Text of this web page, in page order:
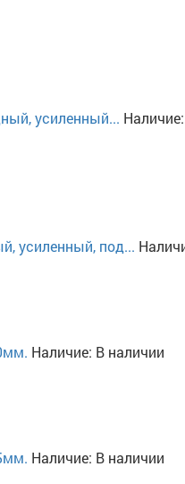
усиленный... Наличие:
усиленный, под...
Наличие: В наличии
Наличие: В наличии